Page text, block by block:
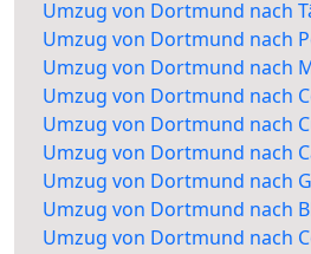
Umzug von Dortmund nach
Umzug von Dortmund nach
Umzug von Dortmund nach
Umzug von Dortmund nach
Umzug von Dortmund nach
Umzug von Dortmund nach
Umzug von Dortmund nach
Umzug von Dortmund nach
Umzug von Dortmund nach